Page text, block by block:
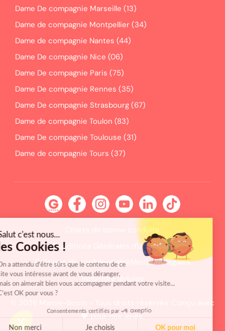
Dame De compagnie Marseille (13)
Dame de compagnie Montpellier (34)
Dame de compagnie Nantes (44)
Dame De compagnie Nice (06)
Dame De compagnie Paris (75)
Dame De compagnie Rennes (35)
Dame De compagnie Strasbourg (67)
Dame de compagnie Toulon (83)
Dame De compagnie Toulouse (31)
Dame de compagnie Tours (37)
Charte de bonne conduite
Conditions Générales d'Utilisation
Politique de confidentialité
Mentions légales
Rejoindre l'équipe
© 2026 Mamie-Boom - Tous droits réservés. Conçu avec
💖 pour nos aînés.
Salut c'est nous...
les Cookies !
On a attendu d'être sûrs que le contenu de ce
site vous intéresse avant de vous déranger,
mais on aimerait bien vous accompagner pendant votre visite...
C'est OK pour vous ?
Consentements certifiés par
Non merci Je choisis OK pour moi